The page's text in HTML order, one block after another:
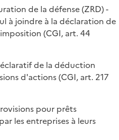
de la défense (ZRD) -
à joindre à la déclaration de
(CGI, art. 44
de la déduction
d'actions (CGI, art. 217
pour prêts
les entreprises à leurs